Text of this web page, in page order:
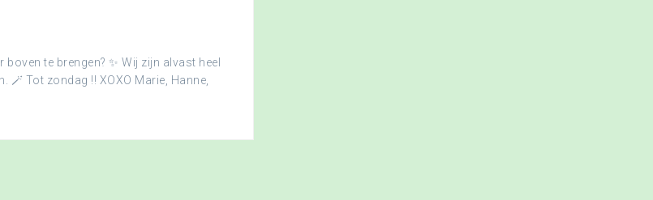
te brengen? ✨ Wij zijn alvast heel
🪄 Tot zondag !! XOXO Marie, Hanne,